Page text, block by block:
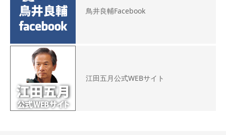
鳥井良輔Facebook
江田五月公式WEBサイト